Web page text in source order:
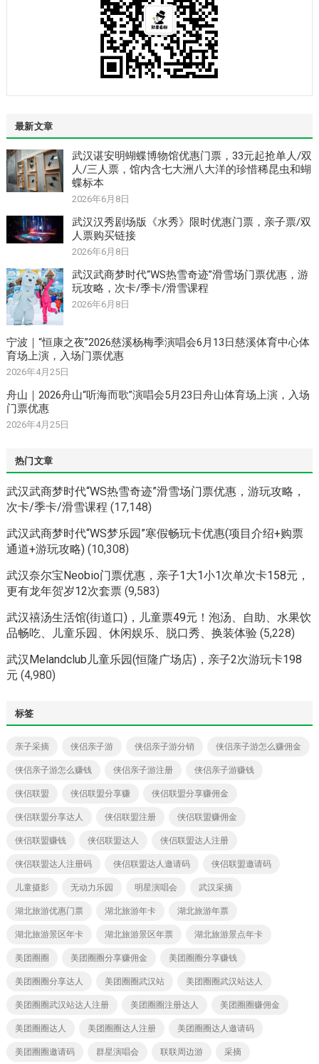
最新文章
武汉谌安明蝴蝶博物馆优惠门票，33元起抢单人/双
人/三人票，馆内含七大洲八大洋的珍惜稀昆虫和蝴
蝶标本
2026年6月8日
武汉汉秀剧场版《水秀》限时优惠门票，亲子票/双
人票购买链接
2026年6月8日
武汉武商梦时代“WS热雪奇迹”滑雪场门票优惠，游
玩攻略，次卡/季卡/滑雪课程
2026年6月8日
宁波｜“恒康之夜”2026慈溪杨梅季演唱会6月13日慈溪体育中心体
育场上演，入场门票优惠
2026年4月25日
舟山｜2026舟山“听海而歌”演唱会5月23日舟山体育场上演，入场
门票优惠
2026年4月25日
热门文章
武汉武商梦时代“WS热雪奇迹”滑雪场门票优惠，游玩攻略，
次卡/季卡/滑雪课程 (17,148)
武汉武商梦时代“WS梦乐园”寒假畅玩卡优惠(项目介绍+购票
通道+游玩攻略) (10,308)
武汉奈尔宝Neobio门票优惠，亲子1大1小1次单次卡158元，
更有龙年贺岁12次套票 (9,583)
武汉禧汤生活馆(街道口)，儿童票49元！泡汤、自助、水果饮
品畅吃、儿童乐园、休闲娱乐、脱口秀、换装体验 (5,228)
武汉Melandclub儿童乐园(恒隆广场店)，亲子2次游玩卡198
元 (4,980)
标签
亲子采摘 侠侣亲子游 侠侣亲子游分销 侠侣亲子游怎么赚佣金
侠侣亲子游怎么赚钱 侠侣亲子游注册 侠侣亲子游赚钱
侠侣联盟 侠侣联盟分享赚 侠侣联盟分享赚佣金
侠侣联盟分享达人 侠侣联盟注册 侠侣联盟赚佣金
侠侣联盟赚钱 侠侣联盟达人 侠侣联盟达人注册
侠侣联盟达人注册码 侠侣联盟达人邀请码 侠侣联盟邀请码
儿童摄影 无动力乐园 明星演唱会 武汉采摘
湖北旅游优惠门票 湖北旅游年卡 湖北旅游年票
湖北旅游景区年卡 湖北旅游景区年票 湖北旅游景点年卡
美团圈圈 美团圈圈分享赚佣金 美团圈圈分享赚钱
美团圈圈分享达人 美团圈圈武汉站 美团圈圈武汉站达人
美团圈圈武汉站达人注册 美团圈圈注册达人 美团圈圈赚佣金
美团圈圈达人 美团圈圈达人注册 美团圈圈达人邀请码
美团圈圈邀请码 群星演唱会 联联周边游 采摘